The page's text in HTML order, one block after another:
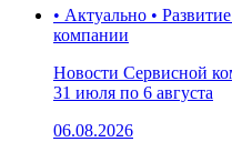
• Актуально •
компании
Новости Сервисной
31 июля по 6 августа
06.08.2026